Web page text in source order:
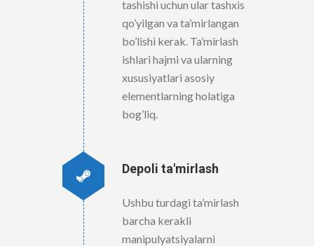
tashishi uchun ular tashxis
qo’yilgan va ta’mirlangan
bo’lishi kerak. Ta’mirlash
ishlari hajmi va ularning
xususiyatlari asosiy
elementlarning holatiga
bog’liq.
Depoli ta'mirlash
Ushbu turdagi ta’mirlash
barcha kerakli
manipulyatsiyalarni